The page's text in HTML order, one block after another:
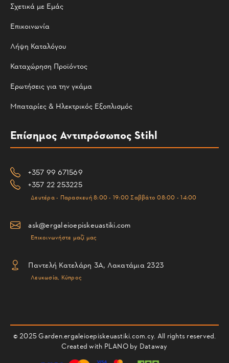
Σχετικά με Εμάς
Επικοινωνία
Λήψη Καταλόγου
Καταχώρηση Προϊόντος
Ερωτήσεις για την γκάμα
Μπαταρίες & Ηλεκτρικός Εξοπλισμός
Επίσημος Αντιπρόσωπος Stihl
+357 99 671569
+357 22 253225
Δευτέρα - Παρασκευή 8:00 - 19:00 Σαββάτο 08:00 - 14:00
ask@ergaleioepiskeuastiki.com
Επικοινωνήστε μαζί μας
Παντελή Κατελάρη 3Α, Λακατάμια 2323
Λευκωσία, Κύπρος
© 2025 Garden.ergaleioepiskeuastiki.com.cy. All rights reserved.
Created with PLANO by Dataway